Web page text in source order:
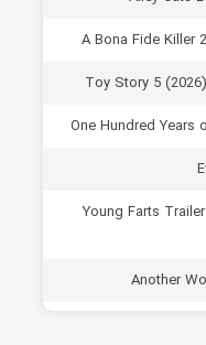
دانلود مستند قطعات تریلر یانگ فارتز Young Farts Trailer